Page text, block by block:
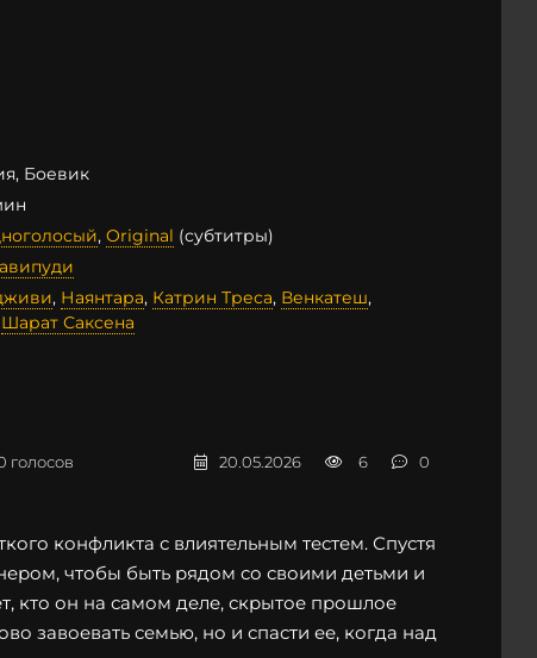
Боевик
, Original (субтитры)
, Наянтара, Катрин Треса, Венкатеш,
Шарат Саксена
голосов 20.05.2026 6 0
конфликта с влиятельным тестем. Спустя
чтобы быть рядом со своими детьми и
кто он на самом деле, скрытое прошлое
завоевать семью, но и спасти ее, когда над